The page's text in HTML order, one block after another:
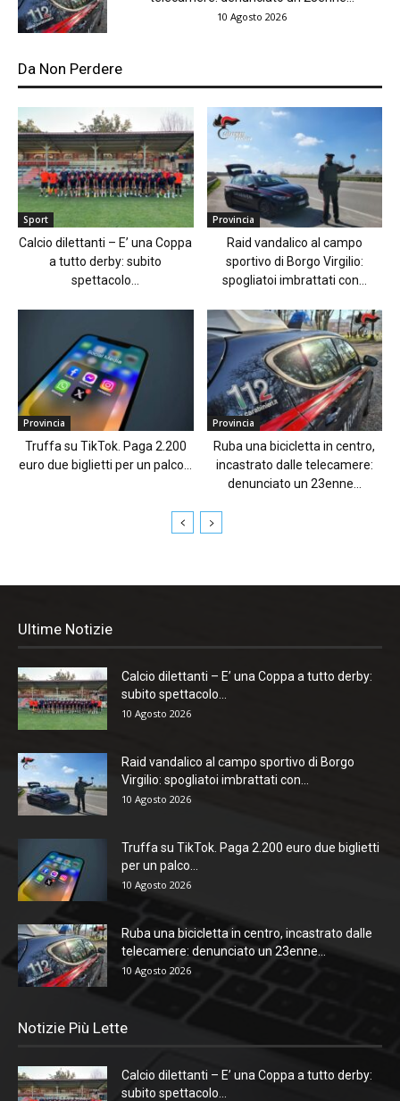
10 Agosto 2026
Da Non Perdere
Sport
Calcio dilettanti – E’ una Coppa
a tutto derby: subito
spettacolo...
Provincia
Raid vandalico al campo
sportivo di Borgo Virgilio:
spogliatoi imbrattati con...
Provincia
Truffa su TikTok. Paga 2.200
euro due biglietti per un palco...
Provincia
Ruba una bicicletta in centro,
incastrato dalle telecamere:
denunciato un 23enne...
Ultime Notizie
Calcio dilettanti – E’ una Coppa a tutto derby:
subito spettacolo...
10 Agosto 2026
Raid vandalico al campo sportivo di Borgo
Virgilio: spogliatoi imbrattati con...
10 Agosto 2026
Truffa su TikTok. Paga 2.200 euro due biglietti
per un palco...
10 Agosto 2026
Ruba una bicicletta in centro, incastrato dalle
telecamere: denunciato un 23enne...
10 Agosto 2026
Notizie Più Lette
Calcio dilettanti – E’ una Coppa a tutto derby:
subito spettacolo...